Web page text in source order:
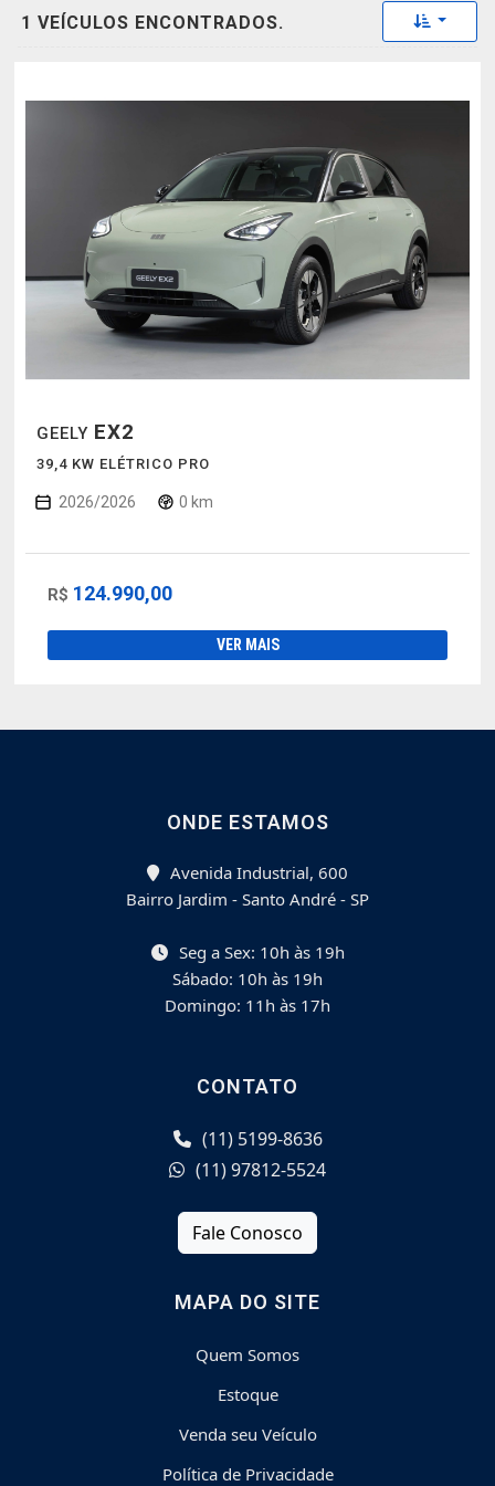
1 VEÍCULOS ENCONTRADOS. Toggle
GEELY EX2
39,4 KW ELÉTRICO PRO
2026/2026 0 km
R$ 124.990,00
VER MAIS
ONDE ESTAMOS
Avenida Industrial, 600
Bairro Jardim - Santo André - SP
Seg a Sex: 10h às 19h
Sábado: 10h às 19h
Domingo: 11h às 17h
CONTATO
(11) 5199-8636
(11) 97812-5524
Fale Conosco
MAPA DO SITE
Quem Somos
Estoque
Venda seu Veículo
Política de Privacidade